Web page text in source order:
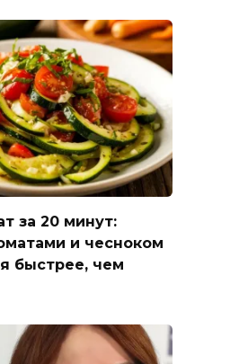
за 20 минут:
и чесноком
быстрее, чем